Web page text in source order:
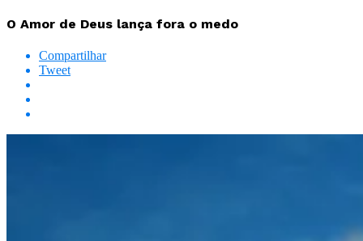
O Amor de Deus lança fora o medo
Compartilhar
Tweet